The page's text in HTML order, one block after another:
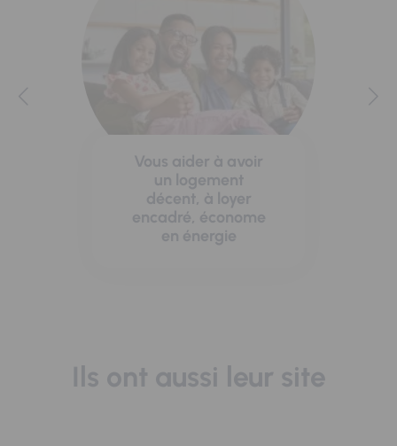
Vous aider à avoir
un logement
décent, à loyer
encadré, économe
en énergie
Ils ont aussi leur site